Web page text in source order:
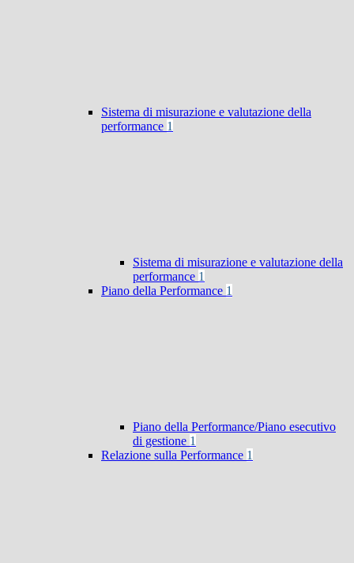
Sistema di misurazione e valutazione della
performance 1
Sistema di misurazione e valutazione della
performance 1
Piano della Performance 1
Piano della Performance/Piano esecutivo
di gestione 1
Relazione sulla Performance 1